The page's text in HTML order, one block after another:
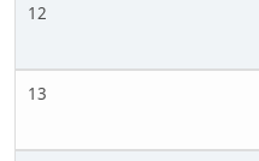
12
13